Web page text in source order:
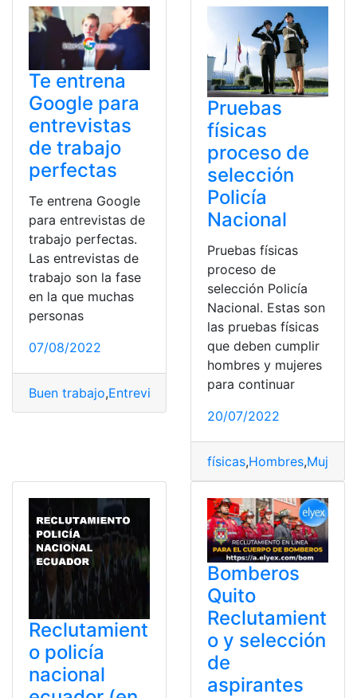
Te entrena
Google para
entrevistas
de trabajo
perfectas
Te entrena Google
para entrevistas de
trabajo perfectas.
Las entrevistas de
trabajo son la fase
en la que muchas
personas
07/08/2022
Buen trabajo,Entrevista Practicar,Recursos,Selección
Pruebas
físicas
proceso de
selección
Policía
Nacional
Pruebas físicas
proceso de
selección Policía
Nacional. Estas son
las pruebas físicas
que deben cumplir
hombres y mujeres
para continuar
20/07/2022
físicas,Hombres,Mujeres
Reclutamient
o policía
nacional
Bomberos
Quito
Reclutamient
o y selección
de
aspirantes